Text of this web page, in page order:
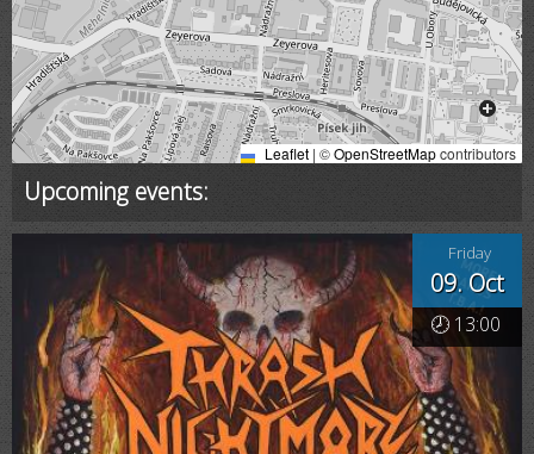
Leaflet | ©OpenStreetMapcontributors
Upcoming events:
Friday
09. Oct
🕗 13:00